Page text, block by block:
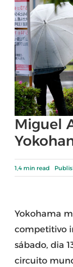
Miguel
1,4 min read
Yokohama
competitivo
sábado, dia
circuito